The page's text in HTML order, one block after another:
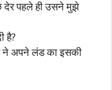
देर पहले ही उसने मुझे
है?
ने अपने लंड का इसकी